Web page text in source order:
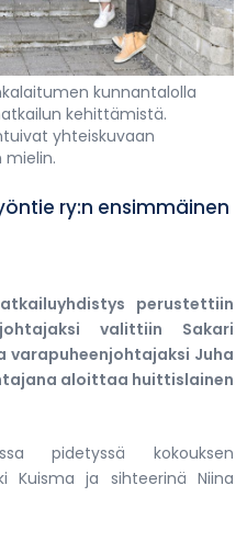
kunnantalolla
kehittämistä.
yhteiskuvaan
ry:n ensimmäinen
perustettiin
valittiin Sakari
varapuheenjohtajaksi Juha
aloittaa huittislainen
pidetyssä kokouksen
Kuisma ja sihteerinä Niina